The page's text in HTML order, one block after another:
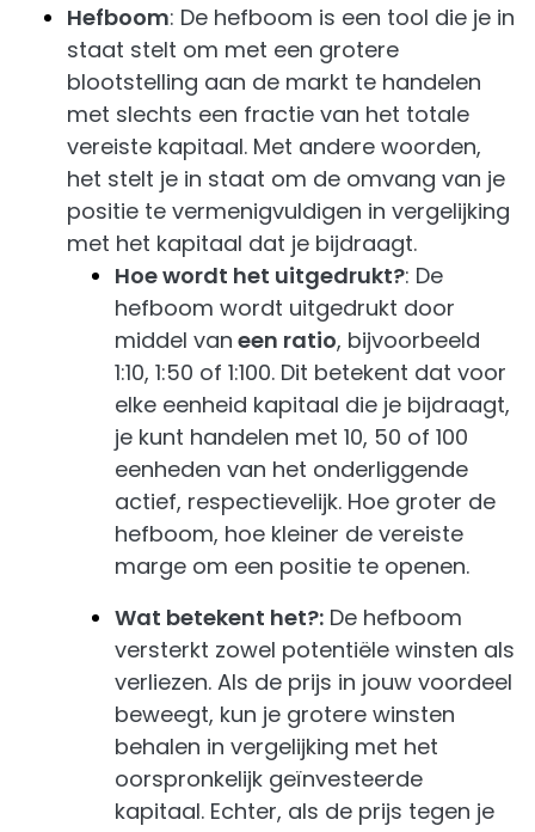
Hefboom: De hefboom is een tool die je in
staat stelt om met een grotere
blootstelling aan de markt te handelen
met slechts een fractie van het totale
vereiste kapitaal. Met andere woorden,
het stelt je in staat om de omvang van je
positie te vermenigvuldigen in vergelijking
met het kapitaal dat je bijdraagt.
Hoe wordt het uitgedrukt?: De
hefboom wordt uitgedrukt door
middel van een ratio, bijvoorbeeld
1:10, 1:50 of 1:100. Dit betekent dat voor
elke eenheid kapitaal die je bijdraagt,
je kunt handelen met 10, 50 of 100
eenheden van het onderliggende
actief, respectievelijk. Hoe groter de
hefboom, hoe kleiner de vereiste
marge om een positie te openen.
Wat betekent het?: De hefboom
versterkt zowel potentiële winsten als
verliezen. Als de prijs in jouw voordeel
beweegt, kun je grotere winsten
behalen in vergelijking met het
oorspronkelijk geïnvesteerde
kapitaal. Echter, als de prijs tegen je